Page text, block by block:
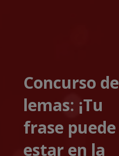
Concurso de
lemas: ¡Tu
frase puede
estar en la